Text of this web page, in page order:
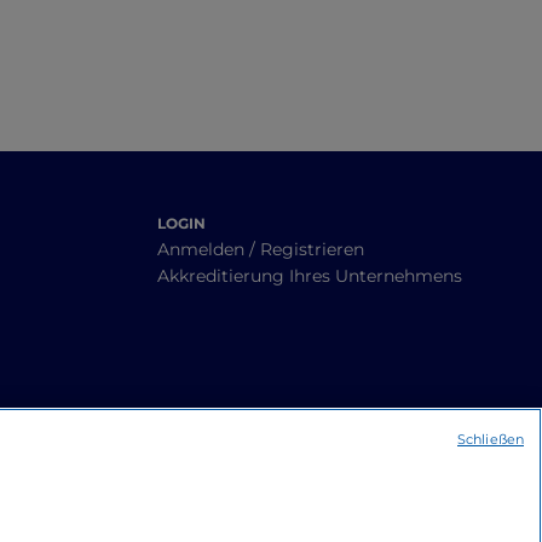
LOGIN
Anmelden / Registrieren
Akkreditierung Ihres Unternehmens
Schließen